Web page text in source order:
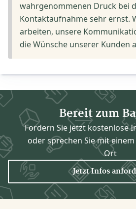
wahrgenommenen Druck bei
Kontaktaufnahme sehr ernst.
arbeiten, unsere
die Wünsche unserer Kunden
Bereit zum
Fordern Sie jetzt kostenlose
oder sprechen Sie mit
Ort
Jetzt Infos